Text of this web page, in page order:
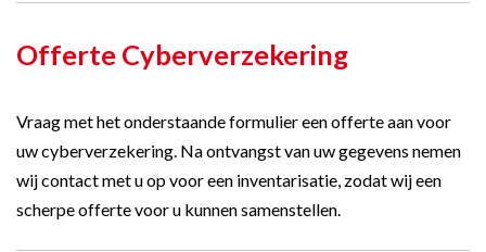
Offerte Cyberverzekering
Vraag met het onderstaande formulier een offerte aan voor
uw cyberverzekering. Na ontvangst van uw gegevens nemen
wij contact met u op voor een inventarisatie, zodat wij een
scherpe offerte voor u kunnen samenstellen.